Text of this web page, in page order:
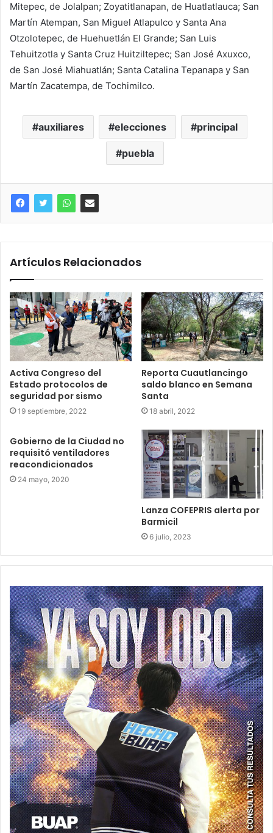
Mitepec, de Jolalpan; Zoyatitlanapan, de Huatlatlauca; San
Martín Atempan, San Miguel Atlapulco y Santa Ana
Otzolotepec, de Huehuetlán El Grande; San Luis
Tehuitzotla y Santa Cruz Huitziltepec; San José Axuxco,
de San José Miahuatlán; Santa Catalina Tepanapa y San
Martín Zacatempa, de Tochimilco.
auxiliares elecciones principal
puebla
Artículos Relacionados
Activa Congreso del
Estado protocolos de
seguridad por sismo
19 septiembre, 2022
Reporta Cuautlancingo
saldo blanco en Semana
Santa
18 abril, 2022
Gobierno de la Ciudad no
requisitó ventiladores
reacondicionados
24 mayo, 2020
Lanza COFEPRIS alerta por
Barmicil
6 julio, 2023